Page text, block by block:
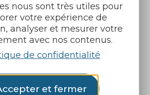
nous sont très utiles pour
votre expérience de
analyser et mesurer votre
avec nos contenus.
de confidentialité
et fermer
nous sur :
pro Partenaires